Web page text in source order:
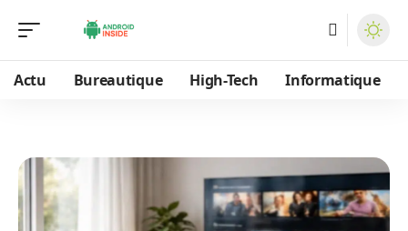
Actu Bureautique High-Tech Informatique